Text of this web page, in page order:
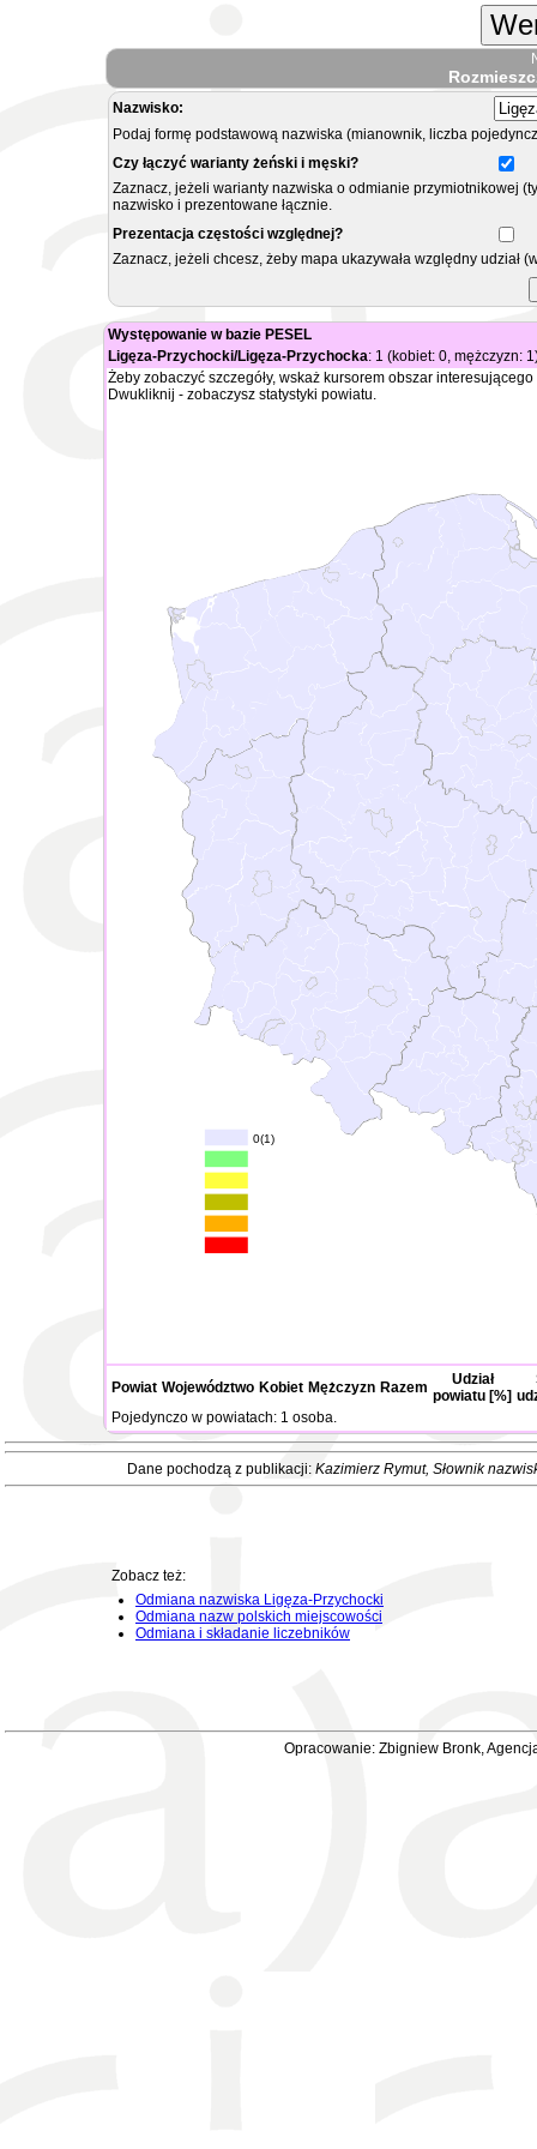
Nazwisko:
Podaj formę podstawową nazwiska (mianownik, liczba
Czy łączyć warianty żeński i męski?
Zaznacz, jeżeli warianty nazwiska o odmianie przymiotnikowej
nazwisko i prezentowane łącznie.
Prezentacja częstości względnej?
Zaznacz, jeżeli chcesz, żeby mapa ukazywała względny
Występowanie w bazie PESEL
Ligęza-Przychocki/Ligęza-Przychocka: 1 (kobiet: 0, mężczyzn:
Żeby zobaczyć szczegóły, wskaż kursorem obszar
Dwukliknij - zobaczysz statystyki powiatu.
0(1)
Powiat Województwo Kobiet Mężczyzn Razem
Udział
powiatu [%]
Pojedynczo w powiatach: 1 osoba.
Dane pochodzą z publikacji: Kazimierz Rymut, Słownik
Zobacz też:
Odmiana nazwiska Ligęza-Przychocki
Odmiana nazw polskich miejscowości
Odmiana i składanie liczebników
Opracowanie: Zbigniew Bronk,